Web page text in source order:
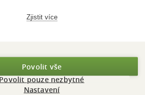
knihkupců: 0.0 z 5
Zjistit více
Povolit vše
pouze nezbytné
Nastavení